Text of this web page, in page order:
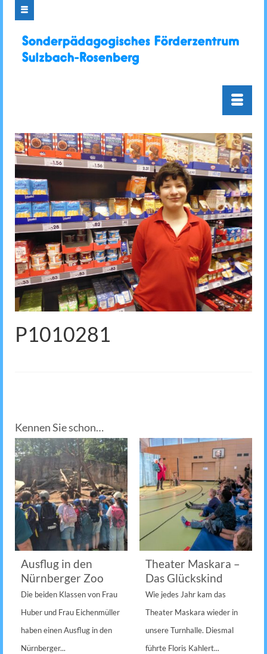
P1010281
Kennen Sie schon…
Ausflug in den
Nürnberger Zoo
Die beiden Klassen von Frau
Huber und Frau Eichenmüller
haben einen Ausflug in den
Nürnberger...
Theater Maskara –
Das Glückskind
Wie jedes Jahr kam das
Theater Maskara wieder in
unsere Turnhalle. Diesmal
führte Floris Kahlert...